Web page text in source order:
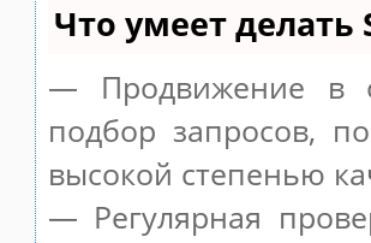
Что умеет делать
— Продвижение в
подбор запросов,
высокой степенью
— Регулярная